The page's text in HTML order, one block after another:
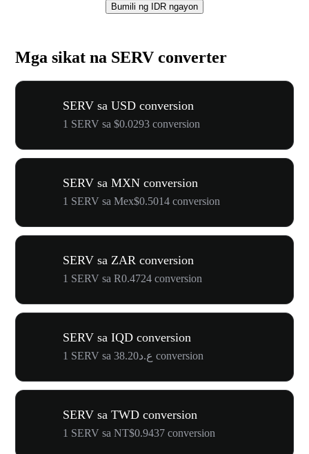
Bumili ng IDR ngayon
Mga sikat na SERV converter
SERV sa USD conversion
1 SERV sa $0.0293 conversion
SERV sa MXN conversion
1 SERV sa Mex$0.5014 conversion
SERV sa ZAR conversion
1 SERV sa R0.4724 conversion
SERV sa IQD conversion
1 SERV sa ع.د38.20 conversion
SERV sa TWD conversion
1 SERV sa NT$0.9437 conversion